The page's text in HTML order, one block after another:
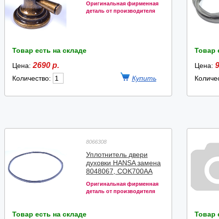
Оригинальная фирменная
деталь от производителя
Товар есть на складе
Цена: 2690 р.
Количество:
Товар
Цена:
8066308
Уплотнитель двери
духовки HANSA замена
8048067, COK700AA
Оригинальная фирменная
деталь от производителя
Товар есть на складе Товар